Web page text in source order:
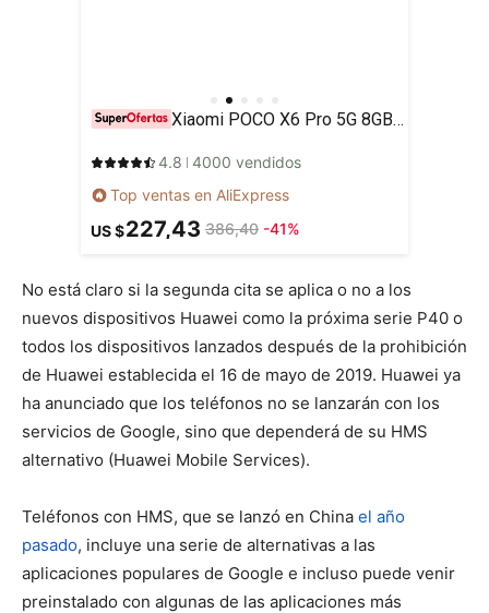
Xiaomi POCO X6 Pro 5G 8GB/256GB 12GB/512GB NFC EU Charger Global Version Teléfono móvil
4.8 4000 vendidos
Top ventas en AliExpress
US $227,43 386,40 -41%
No está claro si la segunda cita se aplica o no a los
nuevos dispositivos Huawei como la próxima serie P40 o
todos los dispositivos lanzados después de la prohibición
de Huawei establecida el 16 de mayo de 2019. Huawei ya
ha anunciado que los teléfonos no se lanzarán con los
servicios de Google, sino que dependerá de su HMS
alternativo (Huawei Mobile Services).
Teléfonos con HMS, que se lanzó en China el año
pasado, incluye una serie de alternativas a las
aplicaciones populares de Google e incluso puede venir
preinstalado con algunas de las aplicaciones más